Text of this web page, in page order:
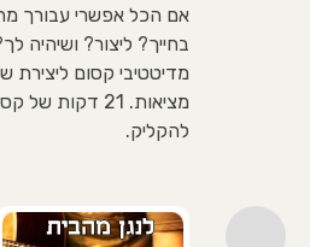
אם הכל אפשרי עבורך
בחייך? ליצור? ושיהיה
מדיטטיבי קסום
מציאות. 21
להקליק.